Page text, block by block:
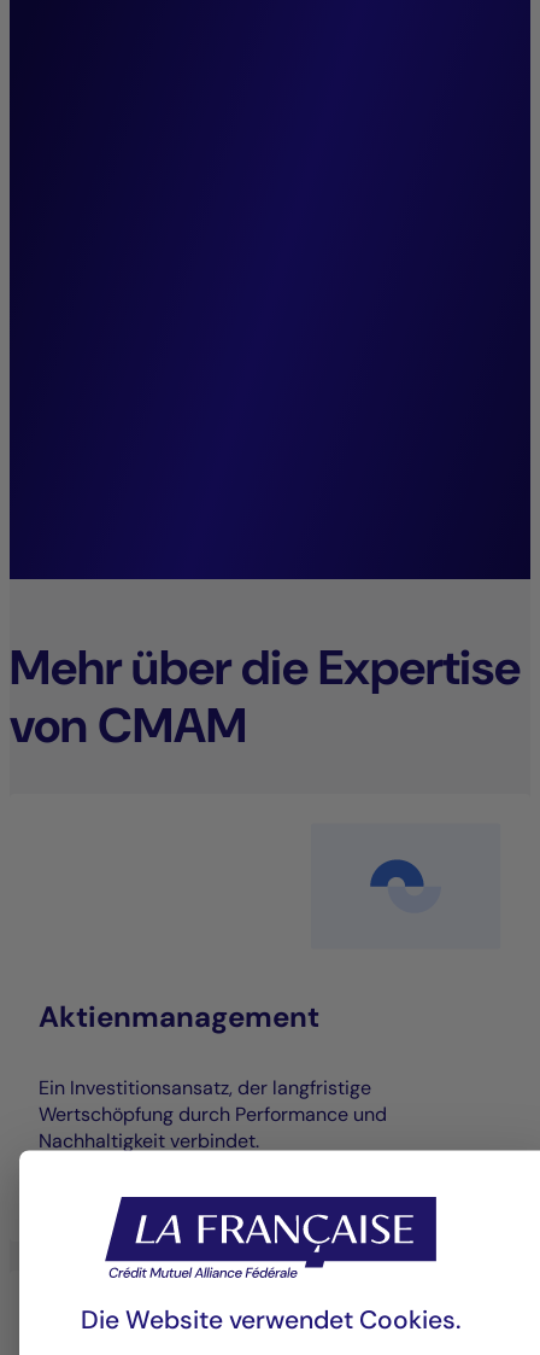
Mehr über die Expertise
von CMAM
Aktienmanagement
Ein Investitionsansatz, der langfristige
Wertschöpfung durch Performance und
Nachhaltigkeit verbindet.
MEHR ERFAHREN
Die Website verwendet Cookies.